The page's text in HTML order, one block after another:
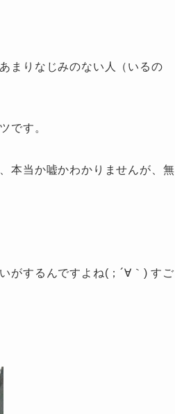
まりなじみのない人（いるの
です。
本当か嘘かわかりませんが、無
がするんですよね(；´∀｀) すご